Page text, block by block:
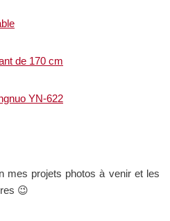
de 170 cm
YN-622
mes projets photos à venir et les
😉